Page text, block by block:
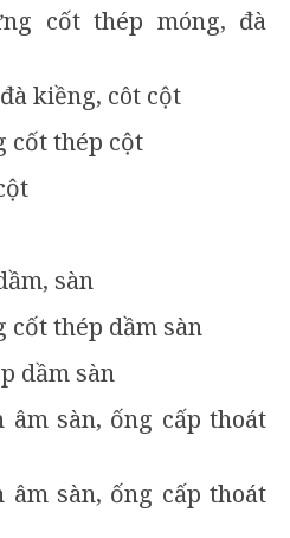
cốt thép móng, đà
kiềng, côt cột
cốt thép cột
sàn
cốt thép dầm sàn
dầm sàn
sàn, ống cấp thoát
sàn, ống cấp thoát